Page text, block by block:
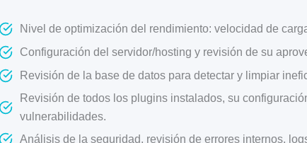
Nivel de optimización del rendimiento: velocidad de
Configuración del servidor/hosting y revisión de su
Revisión de la base de datos para detectar y limpiar
Revisión de todos los plugins instalados, su
vulnerabilidades.
Análisis de la seguridad, revisión de errores internos,